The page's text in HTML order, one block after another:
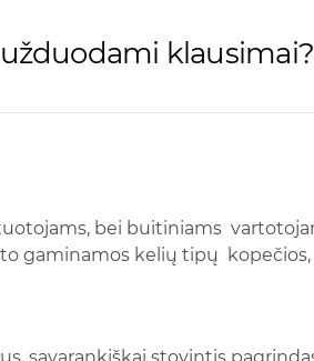
klausimai?
bei buitiniams
gaminamos kelių tipų
savarankiškai stovintis